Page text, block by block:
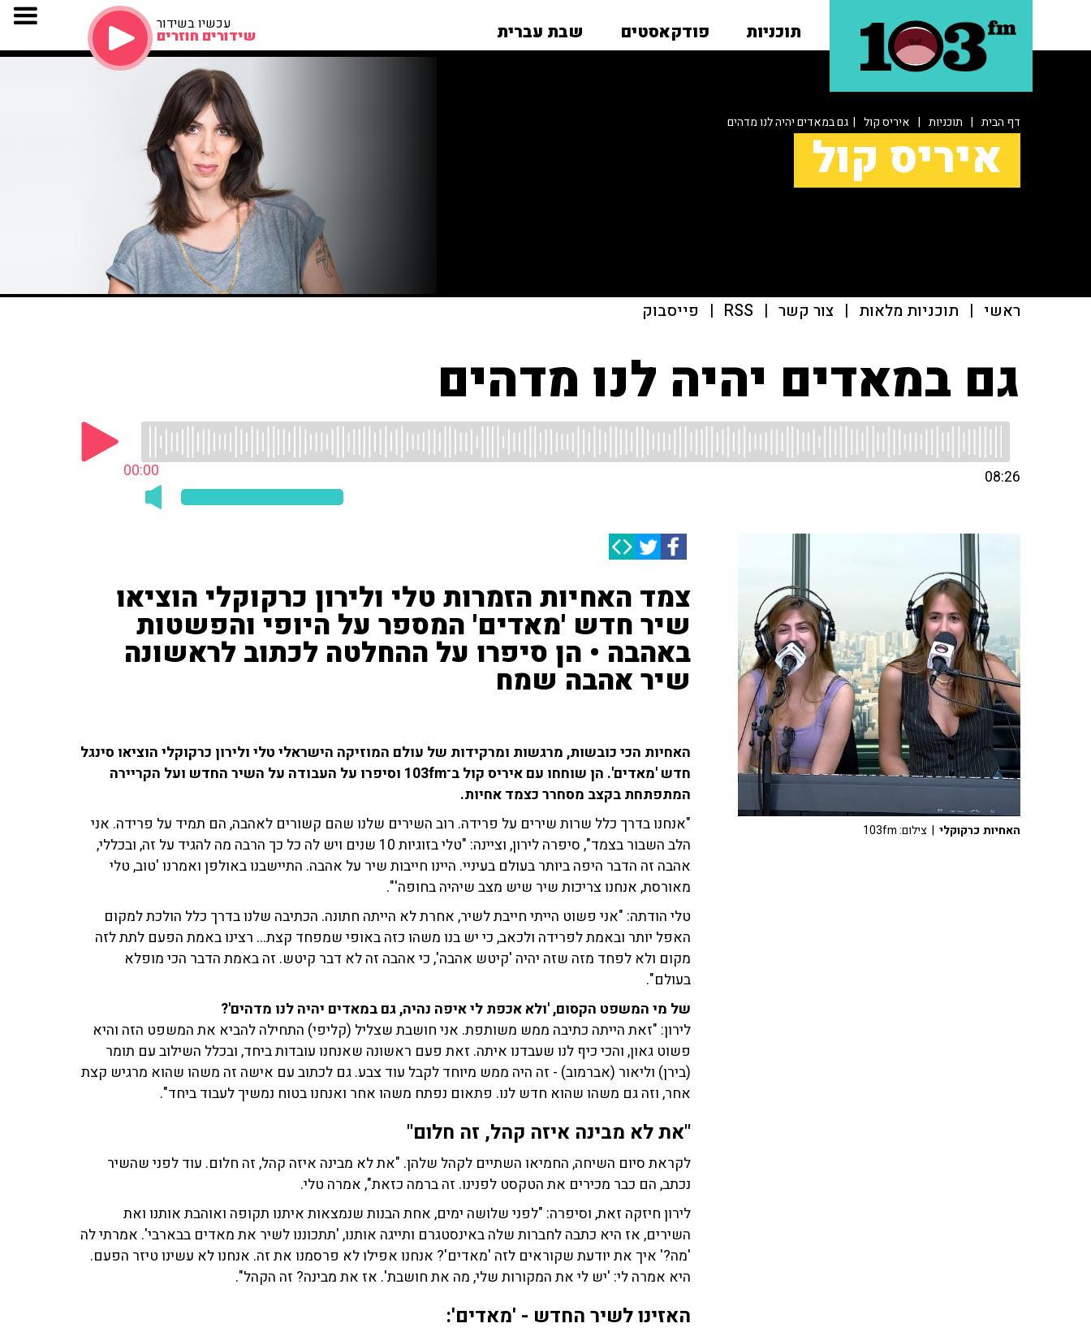
תוכניות פודקאסטים שבת עברית עכשיו בשידור
שידורים חוזרים
דף הבית | תוכניות | איריס קול | גם במאדים יהיה לנו מדהים
איריס קול
ראשי | תוכניות מלאות | צור קשר |
RSS
| פייסבוק
גם במאדים יהיה לנו מדהים
00:00 08:26
צמד האחיות הזמרות טלי ולירון כרקוקלי הוציאו
שיר חדש 'מאדים' המספר על היופי והפשטות
באהבה • הן סיפרו על ההחלטה לכתוב לראשונה
שיר אהבה שמח
האחיות הכי כובשות, מרגשות ומרקידות של עולם המוזיקה הישראלי טלי ולירון כרקוקלי הוציאו סינגל
חדש 'מאדים'. הן שוחחו עם איריס קול ב־103fm וסיפרו על העבודה על השיר החדש ועל הקריירה
המתפתחת בקצב מסחרר כצמד אחיות.
"אנחנו בדרך כלל שרות שירים על פרידה. רוב השירים שלנו שהם קשורים לאהבה, הם תמיד על פרידה. אני
הלב השבור בצמד", סיפרה לירון, וציינה: "טלי בזוגיות 10 שנים ויש לה כל כך הרבה מה להגיד על זה, ובכללי,
אהבה זה הדבר היפה ביותר בעולם בעיניי. היינו חייבות שיר על אהבה. התיישבנו באולפן ואמרנו 'טוב, טלי
מאורסת, אנחנו צריכות שיר שיש מצב שיהיה בחופה'".
טלי הודתה: "אני פשוט הייתי חייבת לשיר, אחרת לא הייתה חתונה. הכתיבה שלנו בדרך כלל הולכת למקום
האפל יותר ובאמת לפרידה ולכאב, כי יש בנו משהו כזה באופי שמפחד קצת... רצינו באמת הפעם לתת לזה
מקום ולא לפחד מזה שזה יהיה 'קיטש אהבה', כי אהבה זה לא דבר קיטש. זה באמת הדבר הכי מופלא
בעולם".
של מי המשפט הקסום, 'ולא אכפת לי איפה נהיה, גם במאדים יהיה לנו מדהים'?
לירון: "זאת הייתה כתיבה ממש משותפת. אני חושבת שצליל (קליפי) התחילה להביא את המשפט הזה והיא
פשוט גאון, והכי כיף לנו שעבדנו איתה. זאת פעם ראשונה שאנחנו עובדות ביחד, ובכלל השילוב עם תומר
(בירן) וליאור (אברמוב) - זה היה ממש מיוחד לקבל עוד צבע. גם לכתוב עם אישה זה משהו שהוא מרגיש קצת
אחר, וזה גם משהו שהוא חדש לנו. פתאום נפתח משהו אחר ואנחנו בטוח נמשיך לעבוד ביחד".
"את לא מבינה איזה קהל, זה חלום"
לקראת סיום השיחה, החמיאו השתיים לקהל שלהן. "את לא מבינה איזה קהל, זה חלום. עוד לפני שהשיר
נכתב, הם כבר מכירים את הטקסט לפנינו. זה ברמה כזאת", אמרה טלי.
לירון חיזקה זאת, וסיפרה: "לפני שלושה ימים, אחת הבנות שנמצאות איתנו תקופה ואוהבת אותנו ואת
השירים, אז היא כתבה לחברות שלה באינסטגרם ותייגה אותנו, 'תתכוננו לשיר את מאדים בבארבי'. אמרתי לה
'מה?' איך את יודעת שקוראים לזה 'מאדים'? אנחנו אפילו לא פרסמנו את זה. אנחנו לא עשינו טיזר הפעם.
היא אמרה לי: 'יש לי את המקורות שלי, מה את חושבת'. אז את מבינה? זה הקהל".
האזינו לשיר החדש - 'מאדים':
האחיות כרקוקלי | צילום: 103fm